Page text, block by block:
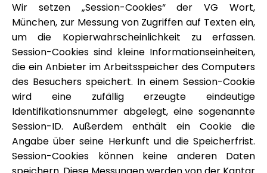
Wir setzen „Session-Cookies“ der VG Wort,
München, zur Messung von Zugriffen auf Texten ein,
um die Kopierwahrscheinlichkeit zu erfassen.
Session-Cookies sind kleine Informationseinheiten,
die ein Anbieter im Arbeitsspeicher des Computers
des Besuchers speichert. In einem Session-Cookie
wird eine zufällig erzeugte eindeutige
Identifikationsnummer abgelegt, eine sogenannte
Session-ID. Außerdem enthält ein Cookie die
Angabe über seine Herkunft und die Speicherfrist.
Session-Cookies können keine anderen Daten